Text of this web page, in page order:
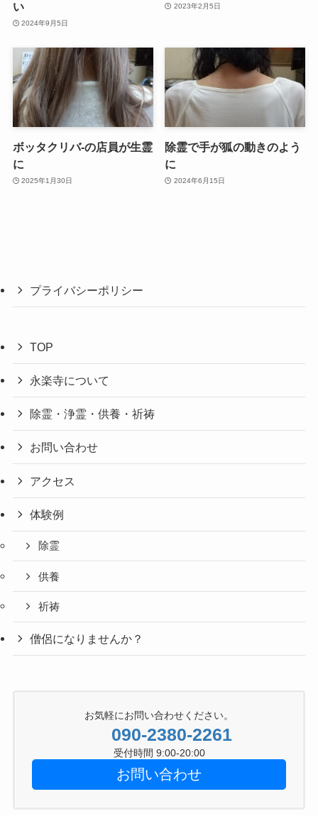
い
2024年9月5日
2023年2月5日
ボッタクリバ-の店員が生霊
に
2025年1月30日
除霊で手が狐の動きのよう
に
2024年6月15日
プライバシーポリシー
TOP
永楽寺について
除霊・浄霊・供養・祈祷
お問い合わせ
アクセス
体験例
除霊
供養
祈祷
僧侶になりませんか？
お気軽にお問い合わせください。
090-2380-2261
受付時間 9:00-20:00
お問い合わせ